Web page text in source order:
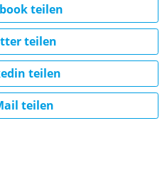
teilen
teilen
teilen
teilen